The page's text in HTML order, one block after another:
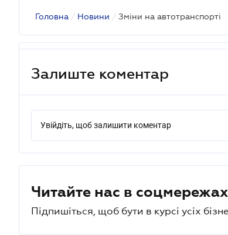
Головна / Новини / Зміни на автотранспорті
Залиште коментар
Увійдіть, щоб залишити коментар
Читайте нас в
Підпишіться, щоб бути в курсі усіх